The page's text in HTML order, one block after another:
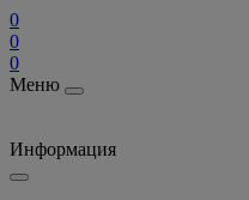
0
0
0
Меню
Информация